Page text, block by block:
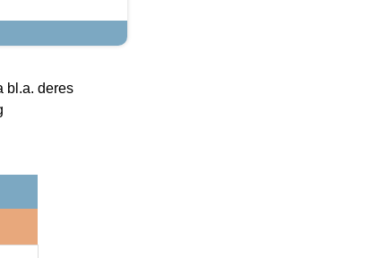
bl.a. deres